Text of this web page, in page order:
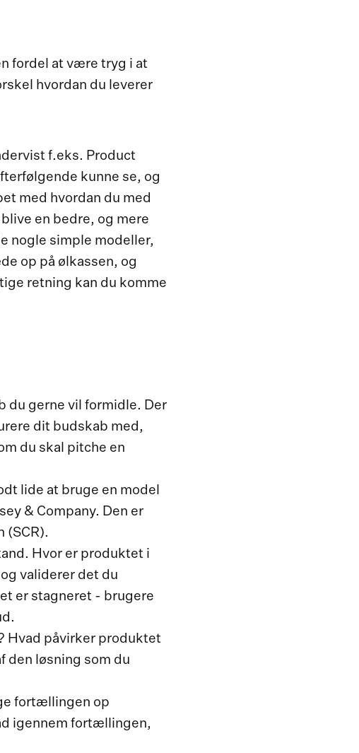
fordel at være tryg i at
hvordan du leverer
f.eks. Product
kunne se, og
med hvordan du med
en bedre, og mere
nogle simple modeller,
op på ølkassen, og
retning kan du komme
du gerne vil formidle. Der
dit budskab med,
du skal pitche en
lide at bruge en model
& Company. Den er
(SCR).
Hvor er produktet i
validerer det du
er stagneret - brugere
Hvad påvirker produktet
den løsning som du
fortællingen op
igennem fortællingen,